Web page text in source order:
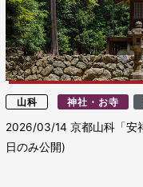
山科 神社・お寺
2026/03/14京都山科「安
日のみ公開)